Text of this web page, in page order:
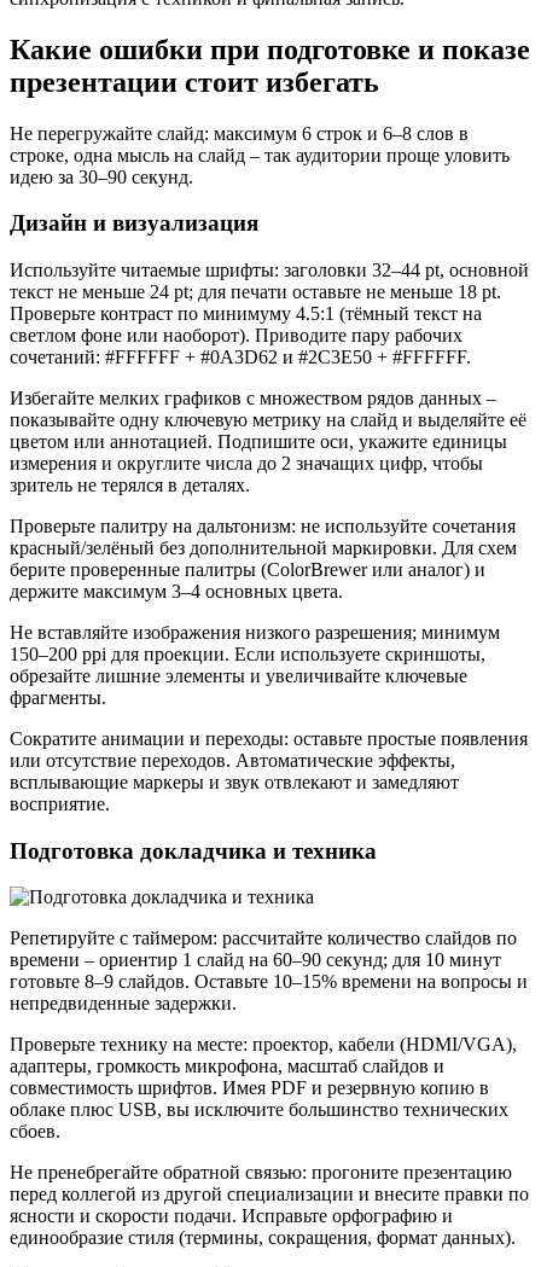
Какие ошибки при подготовке и показе
презентации стоит избегать
Не перегружайте слайд: максимум 6 строк и 6–8 слов в
строке, одна мысль на слайд – так аудитории проще уловить
идею за 30–90 секунд.
Дизайн и визуализация
Используйте читаемые шрифты: заголовки 32–44 pt, основной
текст не меньше 24 pt; для печати оставьте не меньше 18 pt.
Проверьте контраст по минимуму 4.5:1 (тёмный текст на
светлом фоне или наоборот). Приводите пару рабочих
сочетаний: #FFFFFF + #0A3D62 и #2C3E50 + #FFFFFF.
Избегайте мелких графиков с множеством рядов данных –
показывайте одну ключевую метрику на слайд и выделяйте её
цветом или аннотацией. Подпишите оси, укажите единицы
измерения и округлите числа до 2 значащих цифр, чтобы
зритель не терялся в деталях.
Проверьте палитру на дальтонизм: не используйте сочетания
красный/зелёный без дополнительной маркировки. Для схем
берите проверенные палитры (ColorBrewer или аналог) и
держите максимум 3–4 основных цвета.
Не вставляйте изображения низкого разрешения; минимум
150–200 ppi для проекции. Если используете скриншоты,
обрезайте лишние элементы и увеличивайте ключевые
фрагменты.
Сократите анимации и переходы: оставьте простые появления
или отсутствие переходов. Автоматические эффекты,
всплывающие маркеры и звук отвлекают и замедляют
восприятие.
Подготовка докладчика и техника
Репетируйте с таймером: рассчитайте количество слайдов по
времени – ориентир 1 слайд на 60–90 секунд; для 10 минут
готовьте 8–9 слайдов. Оставьте 10–15% времени на вопросы и
непредвиденные задержки.
Проверьте технику на месте: проектор, кабели (HDMI/VGA),
адаптеры, громкость микрофона, масштаб слайдов и
совместимость шрифтов. Имея PDF и резервную копию в
облаке плюс USB, вы исключите большинство технических
сбоев.
Не пренебрегайте обратной связью: прогоните презентацию
перед коллегой из другой специализации и внесите правки по
ясности и скорости подачи. Исправьте орфографию и
единообразие стиля (термины, сокращения, формат данных).